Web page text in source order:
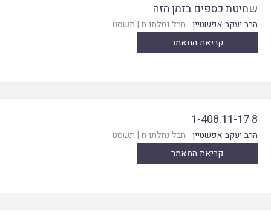
שמיטת כספים בזמן הזה
הרב יעקב אפשטיין חבל נחלתו ח | תשסט
קריאת המאמר
8 1-408.11-17
הרב יעקב אפשטיין חבל נחלתו ח | תשסט
קריאת המאמר